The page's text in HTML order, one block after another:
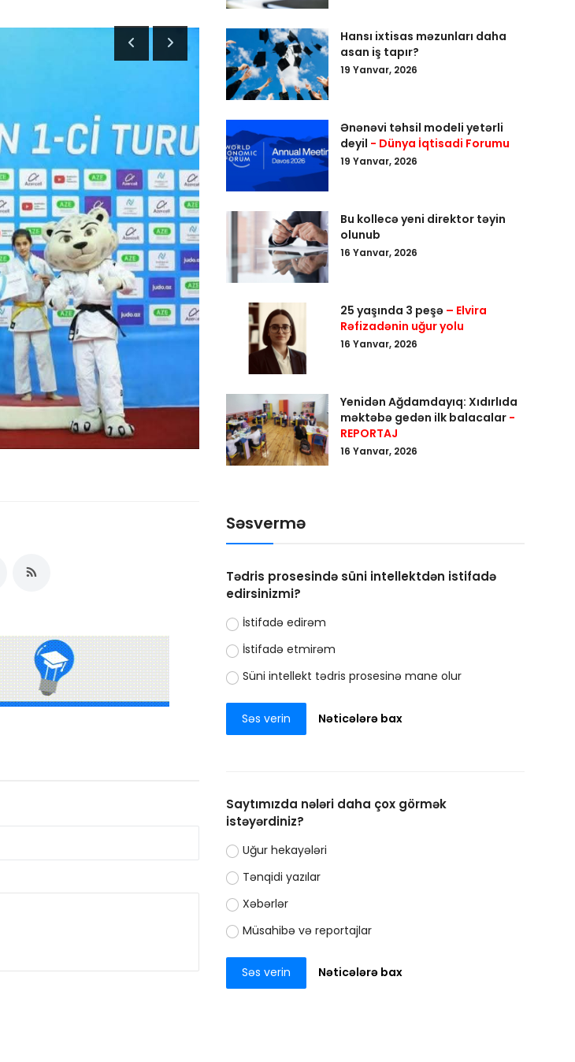
Hansı ixtisas məzunları daha
asan iş tapır?
19 Yanvar, 2026
Ənənəvi təhsil modeli yetərli
deyil - Dünya İqtisadi Forumu
19 Yanvar, 2026
Bu kollecə yeni direktor təyin
olunub
16 Yanvar, 2026
25 yaşında 3 peşə – Elvira
Rəfizadənin uğur yolu
16 Yanvar, 2026
Yenidən Ağdamdayıq: Xıdırlıda
məktəbə gedən ilk balacalar -
REPORTAJ
16 Yanvar, 2026
Səsvermə
Tədris prosesində süni intellektdən istifadə
edirsinizmi?
İstifadə edirəm
İstifadə etmirəm
Süni intellekt tədris prosesinə mane olur
Səs verin Nəticələrə bax
Saytımızda nələri daha çox görmək
istəyərdiniz?
Uğur hekayələri
Tənqidi yazılar
Xəbərlər
Müsahibə və reportajlar
Səs verin Nəticələrə bax